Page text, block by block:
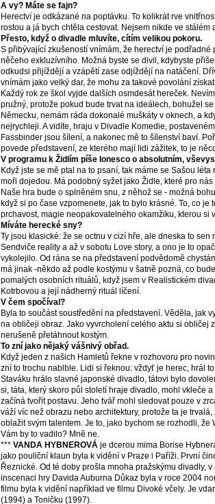
A vy? Máte se fajn?
Herectví je odkázané na poptávku. To kolikrát rve
rostou a já bych chtěla cestovat. Nejsem nikde ve
Přesto, když o divadle mluvíte, cítím velikou pokoru.
S přibývající zkušeností vnímám, že herectví je
něčeho exkluzívního. Možná byste se divil, kdybyste
odkudsi přijíždějí a vzápětí zase odjíždějí na natáčení.
vnímám jako velký dar, že mohu za takové povolání
Každý rok ze škol vyjde dalších osmdesát hereček.
pružný, protože pokud bude trvat na ideálech, bohužel
Německu, nemám ráda dokonalé muškáty v oknech, a
nejrychleji. A vidíte, hraju v Divadle Komedie,
Fassbinder jsou šílení, a nakonec mě to šílenství baví.
povede představení, ze kterého mají lidi zážitek, to je
V programu k Židlím píše Ionesco o absolutním,
Když jste se mě ptal na to psaní, tak máme se Sašou
moři dojedou. Má podobný syžet jako Židle, které pro
Naše hra bude o splněném snu, z něhož se - možná
když si po čase vzpomenete, jak to bylo krásné. To, co
prchavost, magie neopakovatelného okamžiku, kterou si
Míváte herecké sny?
Ty jsou klasické: že se octnu v cizí hře, ale dneska to
Sendviče reality a až v sobotu Love story, a ono je to
vykolejilo. Od rána se na představení podvědomě
má jinak -někdo až podle kostýmu v šatně pozná, co
pomalých osobních rituálů, když jsem v Realistickém
Kotrbovou a její nádherný rituál líčení.
V čem spočíval?
Byla to součást soustředění na představení. Věděla, jak
na obličeji obraz. Jako vyvrcholení celého aktu si obličej
nerušeně přetáhnout kostým.
To zní jako nějaký vášnivý obřad.
Když jeden z našich Hamletů řekne v rozhovoru pro
zní to trochu nablble. Lidi si řeknou: vždyť je herec, hrál
Staváku hrálo slavné japonské divadlo, tátovi bylo
si, táta, který skoro půl století hraje divadlo, mohl vkleče
začíná tvořit postavu. Jeho tvář mohl sledovat pouze v
váží víc než obrazu nebo architektury, protože ta je
oblažit svým talentem. Je to, jako bychom se rozhodli,
Vám by to vadilo? Mně ne.
*** VANDA HYBNEROVÁ je dcerou mima Borise
jako pouliční klaun byla k vidění v Praze i Paříži. První
Řeznické. Od té doby prošla mnoha pražskýmu divadly,
inscenaci hry Davida Auburna Důkaz byla v roce 2004
filmu byla k vidění například ve filmu Divoké včely. Je
(1994) a Toničku (1997).